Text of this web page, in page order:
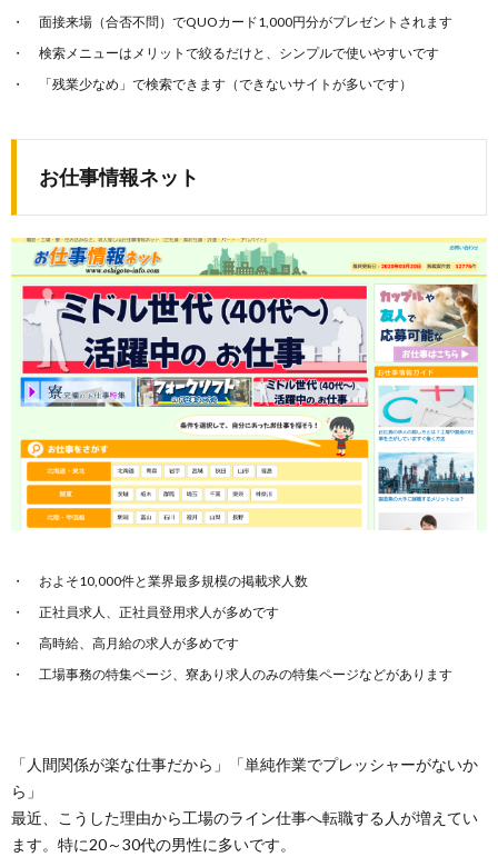
面接来場（合否不問）でQUOカード1,000円分がプレゼントされます
検索メニューはメリットで絞るだけと、シンプルで使いやすいです
「残業少なめ」で検索できます（できないサイトが多いです）
お仕事情報ネット
およそ10,000件と業界最多規模の掲載求人数
正社員求人、正社員登用求人が多めです
高時給、高月給の求人が多めです
工場事務の特集ページ、寮あり求人のみの特集ページなどがあります
「人間関係が楽な仕事だから」「単純作業でプレッシャーがないか
ら」
最近、こうした理由から工場のライン仕事へ転職する人が増えてい
ます。特に20～30代の男性に多いです。